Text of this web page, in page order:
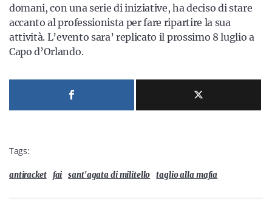
Iscriviti
domani, con una serie di iniziative, ha deciso di stare
accanto al professionista per fare ripartire la sua
attività. L’evento sara’ replicato il prossimo 8 luglio a
Capo d’Orlando.
Tags:
antiracket fai sant'agata di militello taglio alla mafia